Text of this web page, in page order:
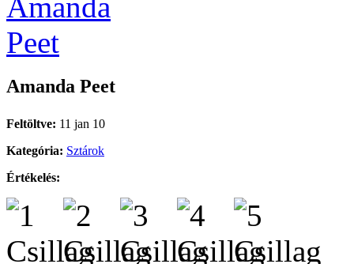
Amanda Peet
Feltöltve: 11 jan 10
Kategória: Sztárok
Értékelés: